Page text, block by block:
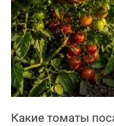
Какие томаты